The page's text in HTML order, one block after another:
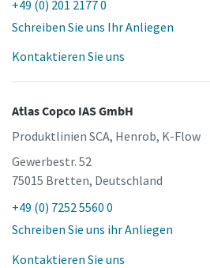
+49 (0) 201 2177 0
Schreiben Sie uns Ihr Anliegen
Kontaktieren Sie uns
Atlas Copco IAS GmbH
Produktlinien SCA, Henrob, K-Flow
Gewerbestr. 52
75015 Bretten, Deutschland
+49 (0) 7252 5560 0
Schreiben Sie uns ihr Anliegen
Kontaktieren Sie uns